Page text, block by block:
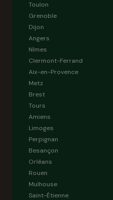
Toulon
Grenoble
Dijon
Angers
Nîmes
Clermont-Ferrand
Aix-en-Provence
Metz
Brest
Tours
Amiens
Limoges
Perpignan
Besançon
Orléans
Rouen
Mulhouse
Saint-Étienne